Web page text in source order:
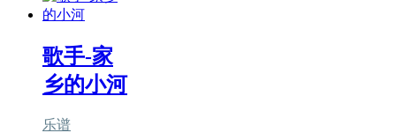
歌手-家
乡的小河
乐谱